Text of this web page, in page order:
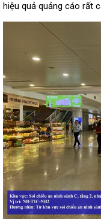
hiệu quả quảng cáo rất